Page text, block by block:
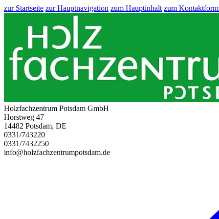
zur Startseite zur Hauptnavigation zum Hauptinhalt zum
Holzfachzentrum Potsdam GmbH
Horstweg 47
14482 Potsdam, DE
0331/743220
0331/7432250
info@holzfachzentrumpotsdam.de